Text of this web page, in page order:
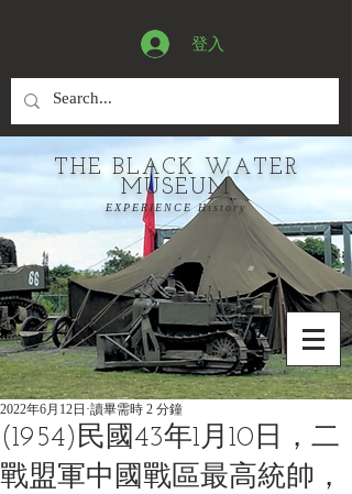
登入
THE BLACK WATER
MUSEUM
EXPERIENCE History
(1954)民國43年1月10日，二
戰盟軍中國戰區最高統帥，
2022年6月12日 讀畢需時 2 分鐘